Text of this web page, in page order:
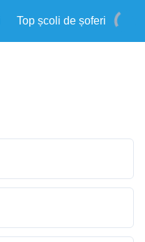
Top școli de șoferi